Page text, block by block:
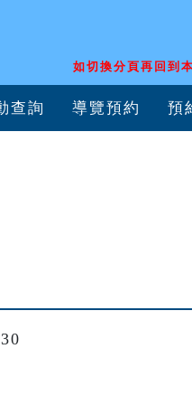
如切換分頁再回到
查詢 導覽預約 預